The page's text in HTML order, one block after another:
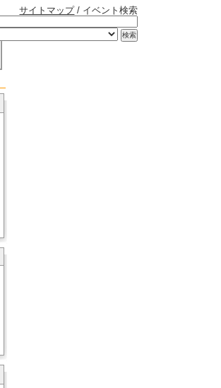
サイトマップ/ イベント検索